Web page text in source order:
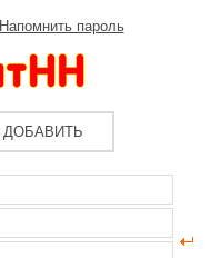
Напомнить пароль
ДОБАВИТЬ